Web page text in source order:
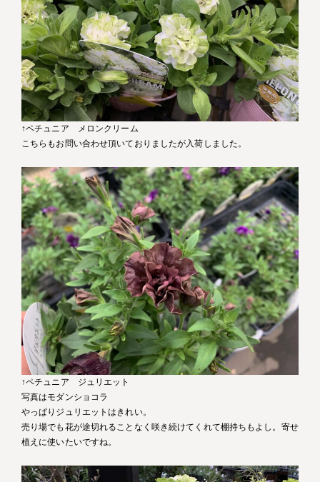
↑ペチュニア メロンクリーム
こちらもお問い合わせ頂いておりましたが入荷しました。
↑ペチュニア ジュリエット
写真はモダンショコラ
やっぱりジュリエットはきれい。
売り場でも花が途切れることなく咲き続けてくれて棚持ちもよし。寄せ
植えに使いたいですね。